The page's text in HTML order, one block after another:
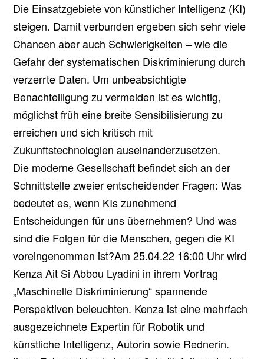
Die Einsatzgebiete von künstlicher Intelligenz (KI)
steigen. Damit verbunden ergeben sich sehr viele
Chancen aber auch Schwierigkeiten – wie die
Gefahr der systematischen Diskriminierung durch
verzerrte Daten. Um unbeabsichtigte
Benachteiligung zu vermeiden ist es wichtig,
möglichst früh eine breite Sensibilisierung zu
erreichen und sich kritisch mit
Zukunftstechnologien auseinanderzusetzen.
Die moderne Gesellschaft befindet sich an der
Schnittstelle zweier entscheidender Fragen: Was
bedeutet es, wenn KIs zunehmend
Entscheidungen für uns übernehmen? Und was
sind die Folgen für die Menschen, gegen die KI
voreingenommen ist?Am 25.04.22 16:00 Uhr wird
Kenza Ait Si Abbou Lyadini in ihrem Vortrag
„Maschinelle Diskriminierung“ spannende
Perspektiven beleuchten. Kenza ist eine mehrfach
ausgezeichnete Expertin für Robotik und
künstliche Intelligenz, Autorin sowie Rednerin.